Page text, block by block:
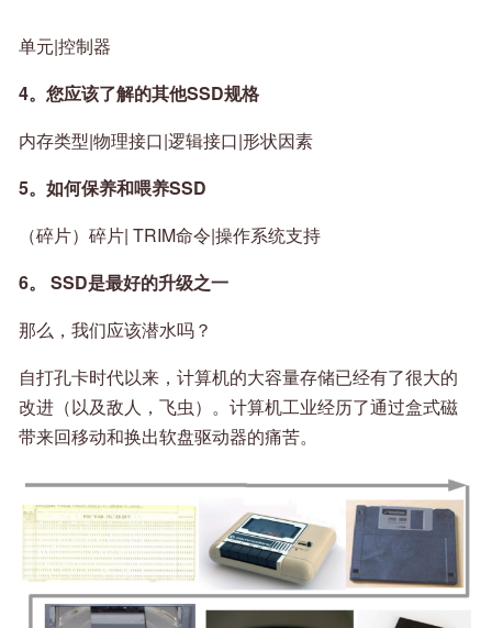
单元|控制器
4。您应该了解的其他SSD规格
内存类型|物理接口|逻辑接口|形状因素
5。如何保养和喂养SSD
（碎片）碎片| TRIM命令|操作系统支持
6。 SSD是最好的升级之一
那么，我们应该潜水吗？
自打孔卡时代以来，计算机的大容量存储已经有了很大的
改进（以及敌人，飞虫）。计算机工业经历了通过盒式磁
带来回移动和换出软盘驱动器的痛苦。